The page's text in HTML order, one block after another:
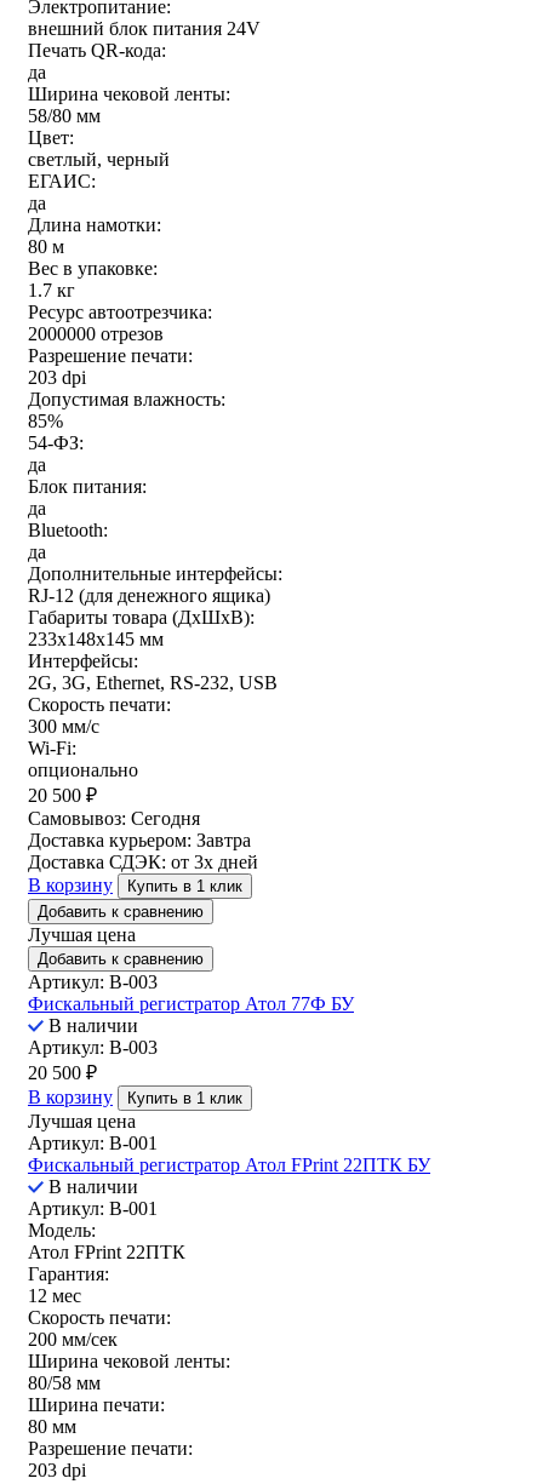
Электропитание:
внешний блок питания 24V
Печать QR-кода:
да
Ширина чековой ленты:
58/80 мм
Цвет:
светлый, черный
ЕГАИС:
да
Длина намотки:
80 м
Вес в упаковке:
1.7 кг
Ресурс автоотрезчика:
2000000 отрезов
Разрешение печати:
203 dpi
Допустимая влажность:
85%
54-ФЗ:
да
Блок питания:
да
Bluetooth:
да
Дополнительные интерфейсы:
RJ-12 (для денежного ящика)
Габариты товара (ДxШxВ):
233х148х145 мм
Интерфейсы:
2G, 3G, Ethernet, RS-232, USB
Скорость печати:
300 мм/с
Wi-Fi:
опционально
20 500 ₽
Самовывоз: Сегодня
Доставка курьером: Завтра
Доставка СДЭК: от 3х дней
В корзину
Купить в 1 клик
Добавить к сравнению
Лучшая цена
Добавить к сравнению
Артикул: B-003
Фискальный регистратор Атол 77Ф БУ
В наличии
Артикул: B-003
20 500 ₽
В корзину
Купить в 1 клик
Лучшая цена
Артикул: B-001
Фискальный регистратор Атол FPrint 22ПТК БУ
В наличии
Артикул: B-001
Модель:
Атол FPrint 22ПТК
Гарантия:
12 мес
Скорость печати:
200 мм/сек
Ширина чековой ленты:
80/58 мм
Ширина печати:
80 мм
Разрешение печати:
203 dpi